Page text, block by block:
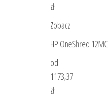
zł
Zobacz
HP OneShred 12MC
od
1173,37
zł